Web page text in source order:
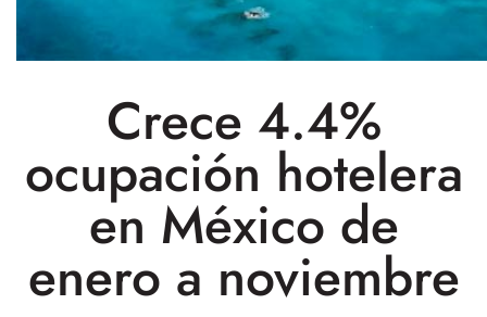
Crece 4.4%
ocupación hotelera
en México de
enero a noviembre